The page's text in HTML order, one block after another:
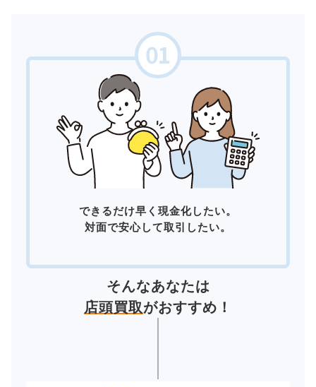
できるだけ早く現金化したい。
対面で安心して取引したい。
そんなあなたは
店頭買取がおすすめ！